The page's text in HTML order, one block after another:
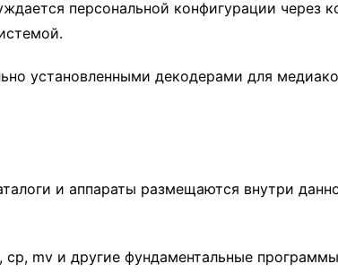
персональной конфигурации через
установленными декодерами для
и аппараты размещаются внутри
mv и другие фундаментальные